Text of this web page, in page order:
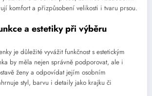
komfort a přizpůsobení velikosti i tvaru prsou.
a estetiky při výběru
je důležité vyvážit funkčnost s estetickým
by měla nejen správně podporovat, ale i
ženy a odpovídat jejím osobním
styl, barvu i detaily jako krajku či